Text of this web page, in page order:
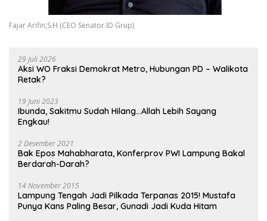
Fajar Arifin,S.H (CEO Senator.ID Grup)
29 Juli 2026
Aksi WO Fraksi Demokrat Metro, Hubungan PD – Walikota
Retak?
19 Juni 2023
Ibunda, Sakitmu Sudah Hilang…Allah Lebih Sayang
Engkau!
2 Desember 2021
Bak Epos Mahabharata, Konferprov PWI Lampung Bakal
Berdarah-Darah?
14 November 2015
Lampung Tengah Jadi Pilkada Terpanas 2015! Mustafa
Punya Kans Paling Besar, Gunadi Jadi Kuda Hitam